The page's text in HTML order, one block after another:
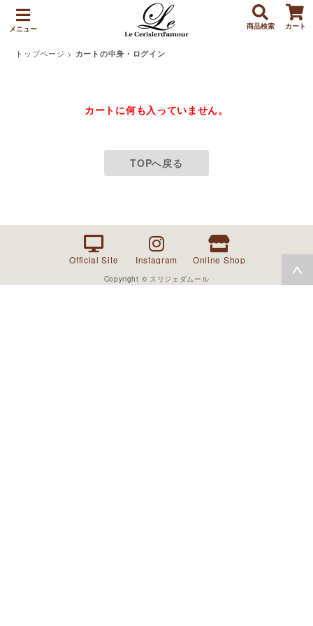
メニュー 商品検索 カート
トップページ > カートの中身・ログイン
カートに何も入っていません。
TOPへ戻る
Official Site Instagram Online Shop
Copyright © スリジェダムール